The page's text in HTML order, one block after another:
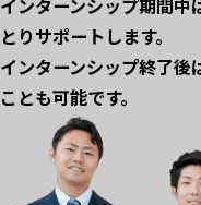
インターンシップ期間
とりサポートします。
インターンシップ終了後
ことも可能です。